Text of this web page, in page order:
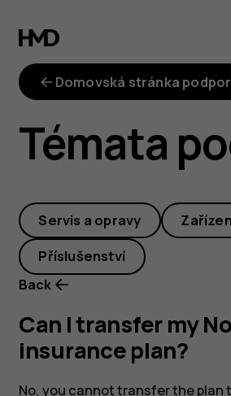
Can
transfer
my
Nokia
insurance
plan?
Domovská stránka
Témata
Servis a opravy
Příslušenství
Back
Can I transfer my
insurance plan?
No, you cannot transfer the plan